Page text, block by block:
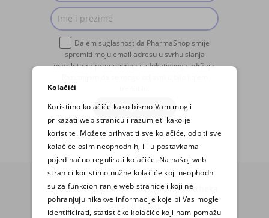
Dajem suglasnost da PharmaShop smije
spremiti moju email adresu u svrhu slanja
newslettera promotivnog i edukativnog sadržaja.
PRIJAVA
© 2025. Sva prava zadržava Pharmatheka
consult d.o.o.
Kolačići
Koristimo kolačiće kako bismo Vam mogli
prikazati web stranicu i razumjeti kako je
koristite. Možete prihvatiti sve kolačiće, odbiti sve
kolačiće osim neophodnih, ili u postavkama
pojedinačno regulirati kolačiće. Na našoj web
stranici koristimo nužne kolačiće koji neophodni
su za funkcioniranje web stranice i koji ne
pohranjuju nikakve informacije koje bi Vas mogle
identificirati, statističke kolačiće koji nam pomažu